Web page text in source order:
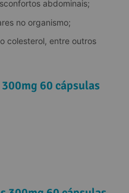
abdominais;
no organismo;
colesterol, entre outros
60 cápsulas